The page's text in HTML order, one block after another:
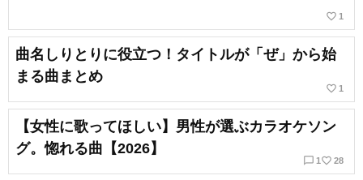
favorite_border 1
曲名しりとりに役立つ！タイトルが「ぜ」から始
まる曲まとめ
favorite_border 1
【女性に歌ってほしい】男性が選ぶカラオケソン
グ。惚れる曲【2026】
chat_bubble_outline 1 favorite_border 28